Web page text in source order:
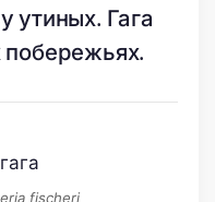
утиных. Гага
побережьях.
fischeri